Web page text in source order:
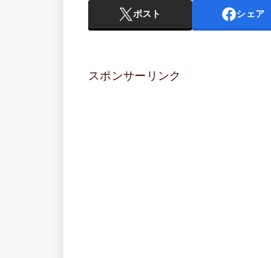
ポスト シェア
スポンサーリンク